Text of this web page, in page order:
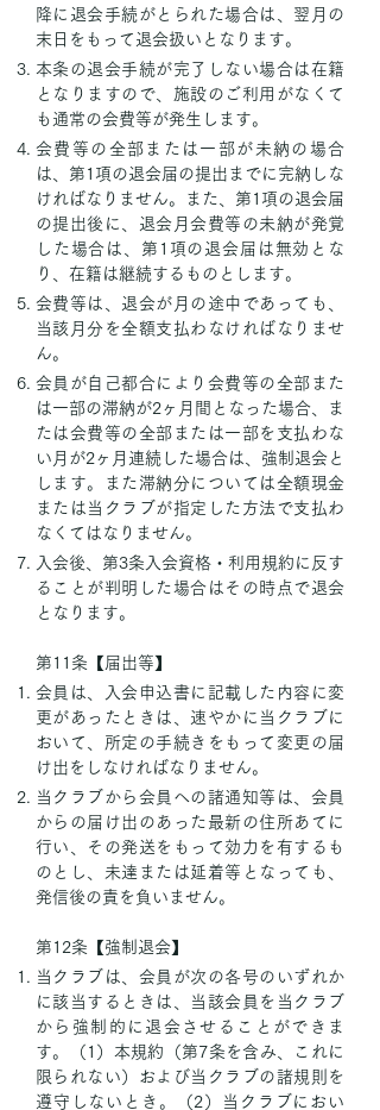
降に退会手続がとられた場合は、翌月の
末日をもって退会扱いとなります。
本条の退会手続が完了しない場合は在籍
となりますので、施設のご利用がなくて
も通常の会費等が発生します。
会費等の全部または一部が未納の場合
は、第1項の退会届の提出までに完納しな
ければなりません。また、第1項の退会届
の提出後に、退会月会費等の未納が発覚
した場合は、第1項の退会届は無効とな
り、在籍は継続するものとします。
会費等は、退会が月の途中であっても、
当該月分を全額支払わなければなりませ
ん。
会員が自己都合により会費等の全部また
は一部の滞納が2ヶ月間となった場合、ま
たは会費等の全部または一部を支払わな
い月が2ヶ月連続した場合は、強制退会と
します。また滞納分については全額現金
または当クラブが指定した方法で支払わ
なくてはなりません。
入会後、第3条入会資格・利用規約に反す
ることが判明した場合はその時点で退会
となります。
第11条【届出等】
会員は、入会申込書に記載した内容に変
更があったときは、速やかに当クラブに
おいて、所定の手続きをもって変更の届
け出をしなければなりません。
当クラブから会員への諸通知等は、会員
からの届け出のあった最新の住所あてに
行い、その発送をもって効力を有するも
のとし、未達または延着等となっても、
発信後の責を負いません。
第12条【強制退会】
当クラブは、会員が次の各号のいずれか
に該当するときは、当該会員を当クラブ
から強制的に退会させることができま
す。（1）本規約（第7条を含み、これに
限られない）および当クラブの諸規則を
遵守しないとき。（2）当クラブにおい